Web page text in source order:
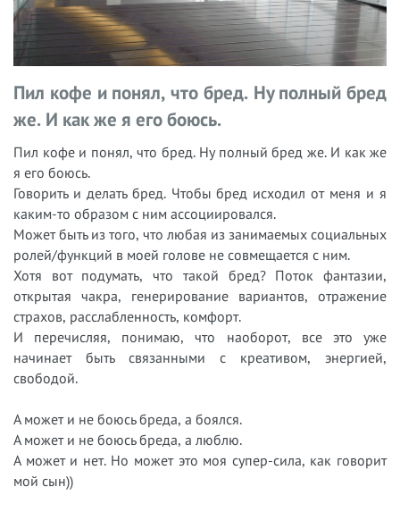
Пил кофе и понял, что бред. Ну полный бред
же. И как же я его боюсь.
Пил кофе и понял, что бред. Ну полный бред же. И как же
я его боюсь.
Говорить и делать бред. Чтобы бред исходил от меня и я
каким-то образом с ним ассоциировался.
Может быть из того, что любая из занимаемых социальных
ролей/функций в моей голове не совмещается с ним.
Хотя вот подумать, что такой бред? Поток фантазии,
открытая чакра, генерирование вариантов, отражение
страхов, расслабленность, комфорт.
И перечисляя, понимаю, что наоборот, все это уже
начинает быть связанными с креативом, энергией,
свободой.
А может и не боюсь бреда, а боялся.
А может и не боюсь бреда, а люблю.
А может и нет. Но может это моя супер-сила, как говорит
мой сын))